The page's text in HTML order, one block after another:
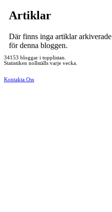
Artiklar
Där finns inga artiklar arkiverade
för denna bloggen.
34153 bloggar i topplistan.
Statistiken nollställs varje vecka.
Kontakta Oss